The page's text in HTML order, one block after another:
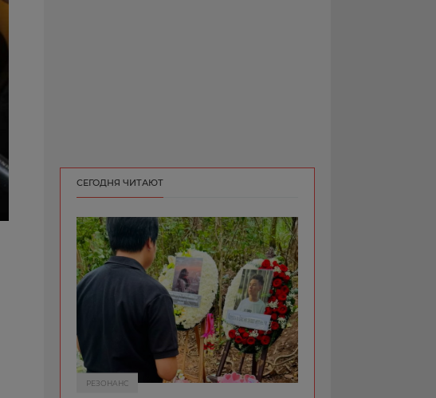
СЕГОДНЯ ЧИТАЮТ
РЕЗОНАНС